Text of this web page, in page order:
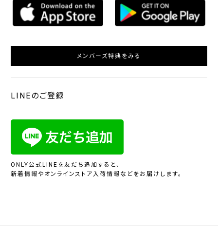
メンバーズ特典をみる
LINEのご登録
ONLY公式LINEを友だち追加すると、
新着情報やオンラインストア入荷情報などをお届けします。